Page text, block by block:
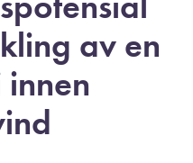
av en